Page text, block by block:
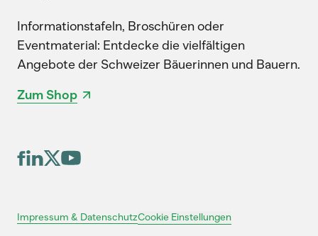
Informationstafeln, Broschüren oder
Eventmaterial: Entdecke die vielfältigen
Angebote der Schweizer Bäuerinnen und Bauern.
Zum Shop
Impressum & DatenschutzCookie Einstellungen